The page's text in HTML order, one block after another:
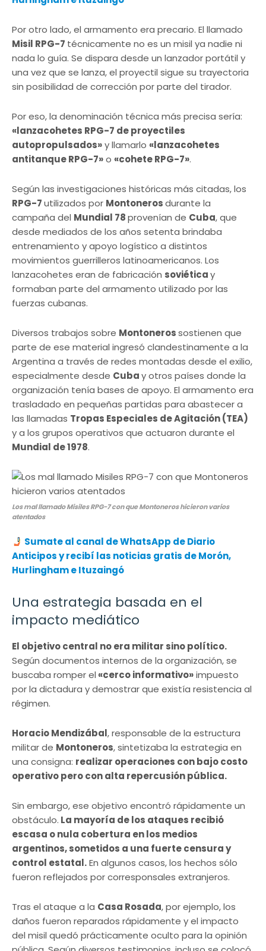
Por otro lado, el armamento era precario. El llamado
Misil RPG-7 técnicamente no es un misil ya nadie ni
nada lo guía. Se dispara desde un lanzador portátil y
una vez que se lanza, el proyectil sigue su trayectoria
sin posibilidad de corrección por parte del tirador.
Por eso, la denominación técnica más precisa sería:
«lanzacohetes RPG-7 de proyectiles
autopropulsados»y llamarlo «lanzacohetes
antitanque RPG-7»o «cohete RPG-7».
Según las investigaciones históricas más citadas, los
RPG-7utilizados por Montonerosdurante la
campaña del Mundial 78provenían de Cuba, que
desde mediados de los años setenta brindaba
entrenamiento y apoyo logístico a distintos
movimientos guerrilleros latinoamericanos. Los
lanzacohetes eran de fabricación soviéticay
formaban parte del armamento utilizado por las
fuerzas cubanas.
Diversos trabajos sobre Montonerossostienen que
parte de ese material ingresó clandestinamente a la
Argentina a través de redes montadas desde el exilio,
especialmente desde Cubay otros países donde la
organización tenía bases de apoyo. El armamento era
trasladado en pequeñas partidas para abastecer a
las llamadas Tropas Especiales de Agitación (TEA)
y a los grupos operativos que actuaron durante el
Mundial de 1978.
Los mal llamado Misiles RPG-7 con que Montoneros hicieron varios
atentados
Sumate al canal de WhatsApp de Diario
Anticipos y recibí las noticias gratis de Morón,
Hurlingham e Ituzaingó
Una estrategia basada en el
impacto mediático
El objetivo central no era militar sino político.
Según documentos internos de la organización, se
buscaba romper el «cerco informativo»impuesto
por la dictadura y demostrar que existía resistencia al
régimen.
Horacio Mendizábal, responsable de la estructura
militar de Montoneros, sintetizaba la estrategia en
una consigna: realizar operaciones con bajo costo
operativo pero con alta repercusión pública.
Sin embargo, ese objetivo encontró rápidamente un
obstáculo. La mayoría de los ataques recibió
escasa o nula cobertura en los medios
argentinos, sometidos a una fuerte censura y
control estatal.En algunos casos, los hechos sólo
fueron reflejados por corresponsales extranjeros.
Tras el ataque a la Casa Rosada, por ejemplo, los
daños fueron reparados rápidamente y el impacto
del misil quedó prácticamente oculto para la opinión